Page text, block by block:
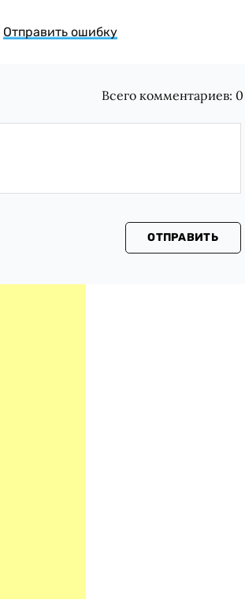
Отправить ошибку
Всего комментариев: 0
ОТПРАВИТЬ